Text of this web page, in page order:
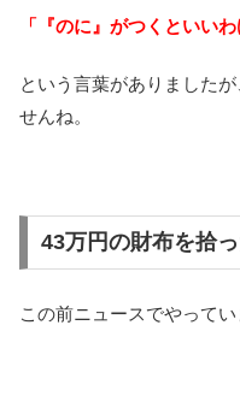
「『のに』がつくといいわ
という言葉がありました
せんね。
43万円の財布を拾
この前ニュースでやってい